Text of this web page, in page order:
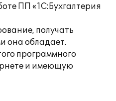
ПП «1С:Бухгалтерия
получать
она обладает.
программного
и имеющую